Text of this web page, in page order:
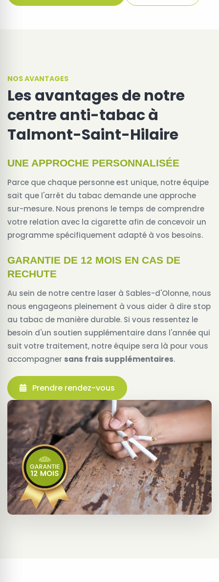
NOS AVANTAGES
Les avantages de notre
centre anti-tabac à
Talmont-Saint-Hilaire
UNE APPROCHE PERSONNALISÉE
Parce que chaque personne est unique, notre équipe
sait que l'arrêt du tabac demande une approche
sur-mesure. Nous prenons le temps de comprendre
votre relation avec la cigarette afin de concevoir un
programme spécifiquement adapté à vos besoins.
GARANTIE DE 12 MOIS EN CAS DE
RECHUTE
Au sein de notre centre laser à Sables-d'Olonne, nous
nous engageons pleinement à vous aider à dire stop
au tabac de manière durable. Si vous ressentez le
besoin d'un soutien supplémentaire dans l'année qui
suit votre traitement, notre équipe sera là pour vous
accompagner sans frais supplémentaires.
Prendre rendez-vous